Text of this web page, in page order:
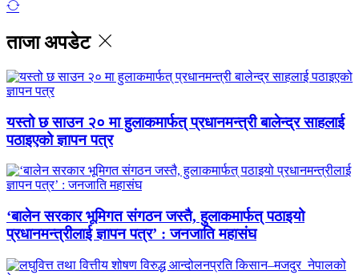
ताजा अपडेट
यस्तो छ साउन २० मा हुलाकमार्फत् प्रधानमन्त्री बालेन्द्र साहलाई
पठाइएको ज्ञापन पत्र
‘बालेन सरकार भूमिगत संगठन जस्तै, हुलाकमार्फत् पठाइयो
प्रधानमन्त्रीलाई ज्ञापन पत्र’ : जनजाति महासंघ